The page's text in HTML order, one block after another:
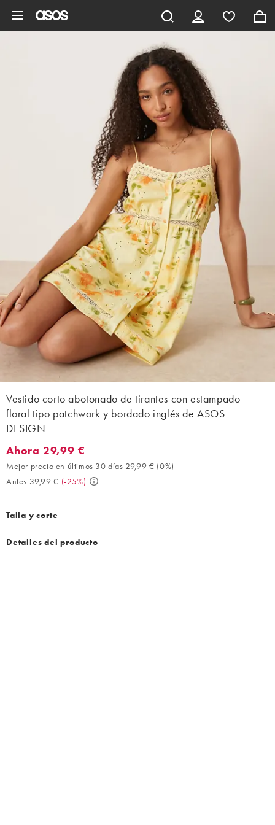
Vestido corto abotonado de tirantes con estampado
floral tipo patchwork y bordado inglés de ASOS
DESIGN
Ahora 29,99 €. Mejor precio en últimos 30 días 29,99 € (0%).
Ahora 29,99 €
Mejor precio en últimos 30 días 29,99 € (0%)
Antes 39,99 € (-25%)
Talla y corte
Detalles del producto